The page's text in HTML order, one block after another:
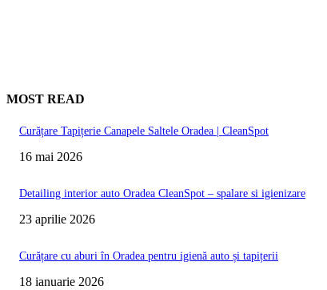
MOST READ
Curățare Tapițerie Canapele Saltele Oradea | CleanSpot
16 mai 2026
Detailing interior auto Oradea CleanSpot – spalare si igienizare
23 aprilie 2026
Curățare cu aburi în Oradea pentru igienă auto și tapițerii
18 ianuarie 2026